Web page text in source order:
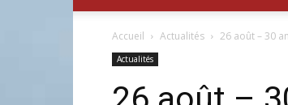
Accueil Actualités 26 août – 30
Actualités